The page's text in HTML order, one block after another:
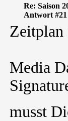
Re: Saison
Antwort #21
Zeitplan
Media
musst